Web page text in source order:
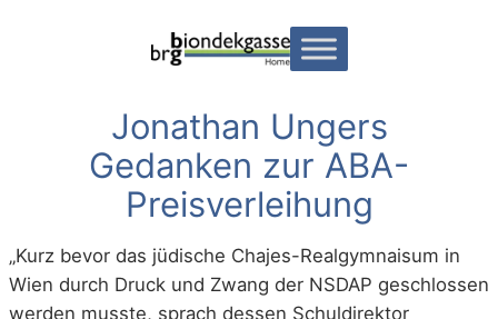
Jonathan Ungers
Gedanken zur ABA-
Preisverleihung
„Kurz bevor das jüdische Chajes-Realgymnaisum in
Wien durch Druck und Zwang der NSDAP geschlossen
werden musste, sprach dessen Schuldirektor